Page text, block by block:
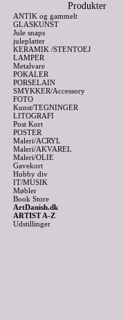
Produkter
ANTIK og gammelt
GLASKUNST
Jule snaps
juleplatter
KERAMIK /STENTOEJ
LAMPER
Metalvare
POKALER
PORSELAIN
SMYKKER/Accessory
FOTO
Kunst/TEGNINGER
LITOGRAFI
Post Kort
POSTER
Maleri/ACRYL
Maleri/AKVAREL
Maleri/OLIE
Gavekort
Hobby div
IT/MUSIK
Møbler
Book Store
ArtDanish.dk
ARTIST A-Z
Udstillinger